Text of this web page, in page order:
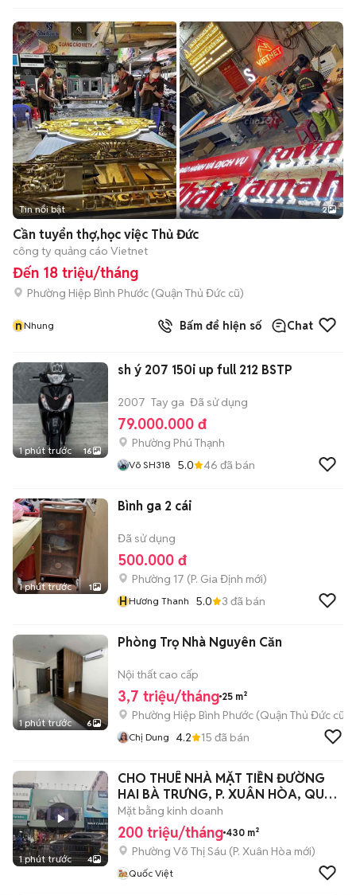
Tin nổi bật 2
Cần tuyển thợ,học việc Thủ Đức
công ty quảng cáo Vietnet
Đến 18 triệu/tháng
Phường Hiệp Bình Phước (Quận Thủ Đức cũ)
nNhung Bấm để hiện số Chat
1 phút trước 16
sh ý 207 150i up full 212 BSTP
2007 Tay ga Đã sử dụng
79.000.000 đ
Phường Phú Thạnh
Võ SH318 5.0 46 đã bán
1 phút trước 1
Bình ga 2 cái
Đã sử dụng
500.000 đ
Phường 17 (P. Gia Định mới)
HHương Thanh 5.0 3 đã bán
1 phút trước 6
Phòng Trọ Nhà Nguyên Căn
Nội thất cao cấp
3,7 triệu/tháng 25 m²
Phường Hiệp Bình Phước (Quận Thủ Đức cũ)
Chị Dung 4.2 15 đã bán
1 phút trước 4
CHO THUÊ NHÀ MẶT TIỀN ĐƯỜNG
HAI BÀ TRƯNG, P. XUÂN HÒA, QUẬN
3
Mặt bằng kinh doanh
200 triệu/tháng 430 m²
Phường Võ Thị Sáu (P. Xuân Hòa mới)
Quốc Việt